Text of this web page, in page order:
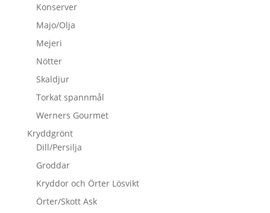
Konserver
Majo/Olja
Mejeri
Nötter
Skaldjur
Torkat spannmål
Werners Gourmet
Kryddgrönt
Dill/Persilja
Groddar
Kryddor och Örter Lösvikt
Örter/Skott Ask